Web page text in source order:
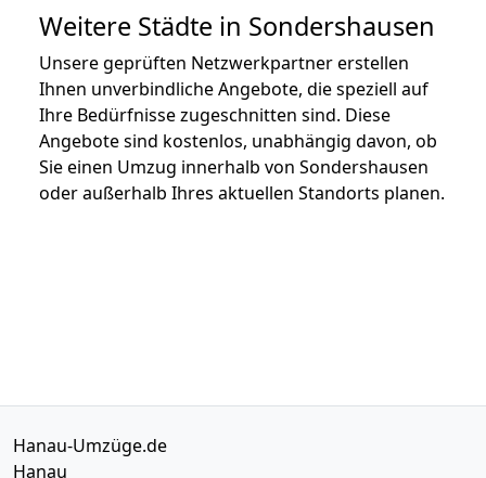
Weitere Städte in Sondershausen
Unsere geprüften Netzwerkpartner erstellen
Ihnen unverbindliche Angebote, die speziell auf
Ihre Bedürfnisse zugeschnitten sind. Diese
Angebote sind kostenlos, unabhängig davon, ob
Sie einen Umzug innerhalb von Sondershausen
oder außerhalb Ihres aktuellen Standorts planen.
Hanau-Umzüge.de
Hanau